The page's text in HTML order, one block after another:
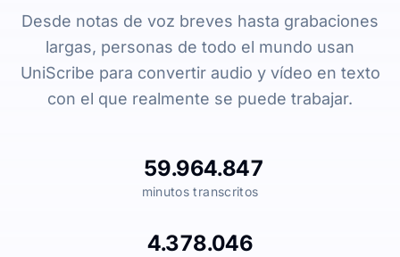
Desde notas de voz breves hasta grabaciones
largas, personas de todo el mundo usan
UniScribe para convertir audio y vídeo en texto
con el que realmente se puede trabajar.
59.964.847
minutos transcritos
4.378.046